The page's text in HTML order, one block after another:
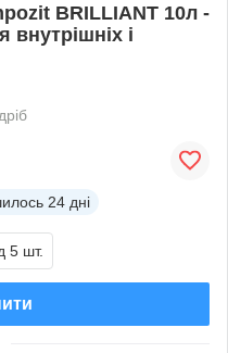
BRILLIANT 10л -
внутрішніх і
24 дні
5 шт.